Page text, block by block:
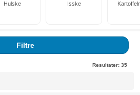
Hulske Isske
Filtre
Resultater: 35